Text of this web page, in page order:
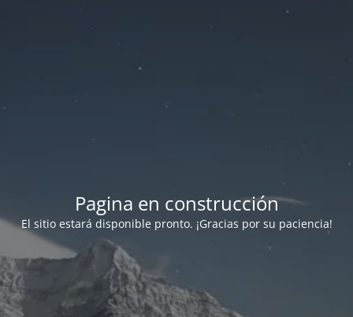
Pagina en construcción
El sitio estará disponible pronto. ¡Gracias por su paciencia!